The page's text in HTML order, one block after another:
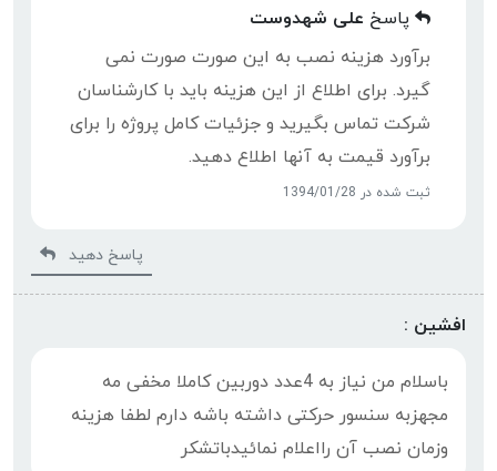
پاسخ علی شهدوست
برآورد هزینه نصب به این صورت صورت نمی
گیرد. برای اطلاع از این هزینه باید با کارشناسان
شرکت تماس بگیرید و جزئیات کامل پروژه را برای
برآورد قیمت به آنها اطلاع دهید.
ثبت شده در 1394/01/28
پاسخ دهید
افشین :
باسلام من نیاز به 4عدد دوربین کاملا مخفی مه
مجهزبه سنسور حرکتی داشته باشه دارم لطفا هزینه
وزمان نصب آن رااعلام نمائیدباتشکر